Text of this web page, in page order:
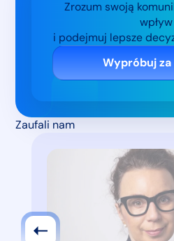
Zrozum swoją
wpływ
i podejmuj lepsze
Wypróbuj
Zaufali nam